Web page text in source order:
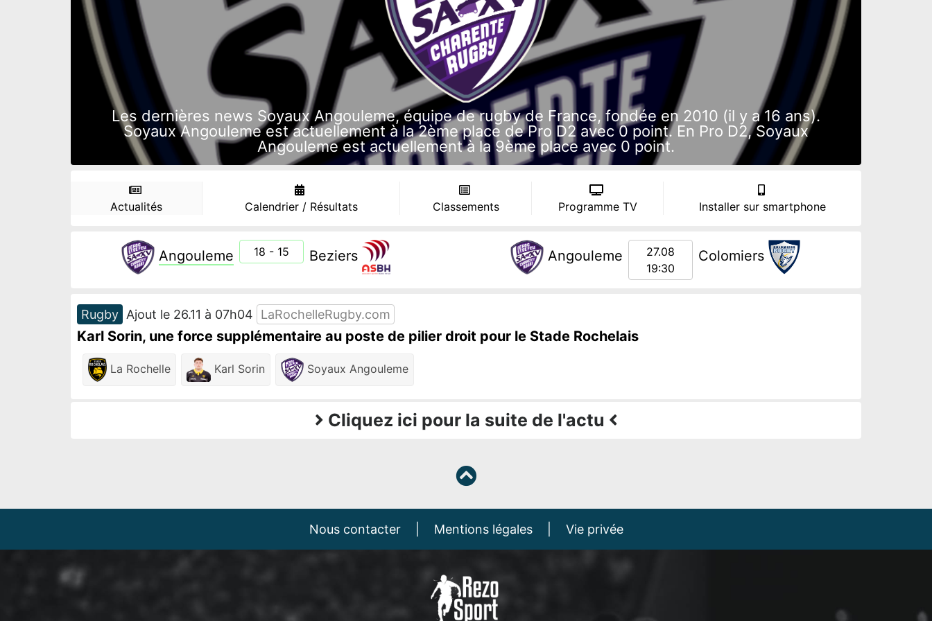
Les dernières news Soyaux Angouleme, équipe de rugby de France, fondée en 2010 (il y a 16 ans).
Soyaux Angouleme est actuellement à la 2ème place de Pro D2 avec 0 point. En Pro D2, Soyaux
Angouleme est actuellement à la 9ème place avec 0 point.
Actualités Calendrier / Résultats Classements Programme TV Installer sur smartphone
Angouleme 18 - 15 Beziers Angouleme
27.08
19:30
Colomiers
Rugby Ajout le 26.11 à 07h04 LaRochelleRugby.com
Karl Sorin, une force supplémentaire au poste de pilier droit pour le Stade Rochelais
La Rochelle Karl Sorin Soyaux Angouleme
Cliquez ici pour la suite de l'actu
Nous contacter Mentions légales Vie privée